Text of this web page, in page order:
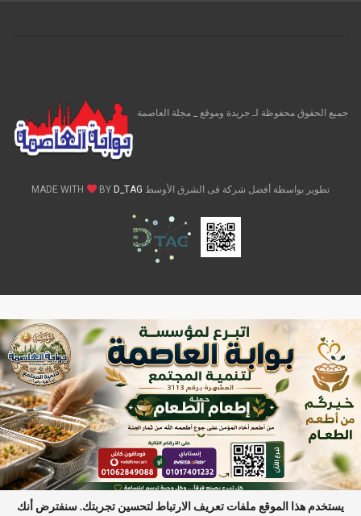
جميع الحقوق محفوظة لـ جريدة وموقع _ مجلة العاصمة
تطوير بواسطة أفضل شركة فى الشرق الأوسط MADE WITH BY D_TAG
يستخدم هذا الموقع ملفات تعريف الارتباط لتحسين تجربتك. سنفترض أنك